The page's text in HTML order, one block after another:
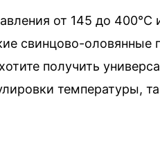
от 145 до 400°С
свинцово-оловянные
получить
температуры,